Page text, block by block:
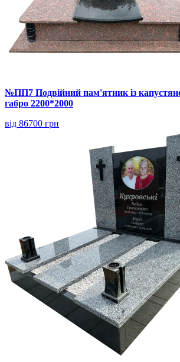
№ПП7 Подвійний пам'ятник із
габро 2200*2000
від 86700 грн